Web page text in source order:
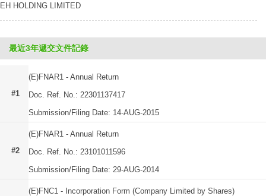
EH HOLDING LIMITED
最近3年遞交文件記錄
#1
(E)FNAR1 - Annual Return
Doc. Ref. No.: 22301137417
Submission/Filing Date: 14-AUG-2015
#2
(E)FNAR1 - Annual Return
Doc. Ref. No.: 23101011596
Submission/Filing Date: 29-AUG-2014
(E)FNC1 - Incorporation Form (Company Limited by Shares)